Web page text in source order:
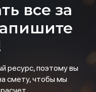
все за
ресурс, поэтому вы
смету, чтобы мы